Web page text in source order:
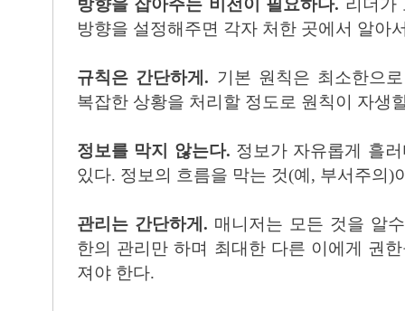
방향을 잡아주는 비전이 필요하다. 리더가
방향을 설정해주면 각자 처한 곳에서 알아
규칙은 간단하게. 기본 원칙은 최소한으
복잡한 상황을 처리할 정도로 원칙이 자생
정보를 막지 않는다. 정보가 자유롭게 흘
있다. 정보의 흐름을 막는 것(예, 부서주의)
관리는 간단하게. 매니저는 모든 것을 알
한의 관리만 하며 최대한 다른 이에게 권
져야 한다.